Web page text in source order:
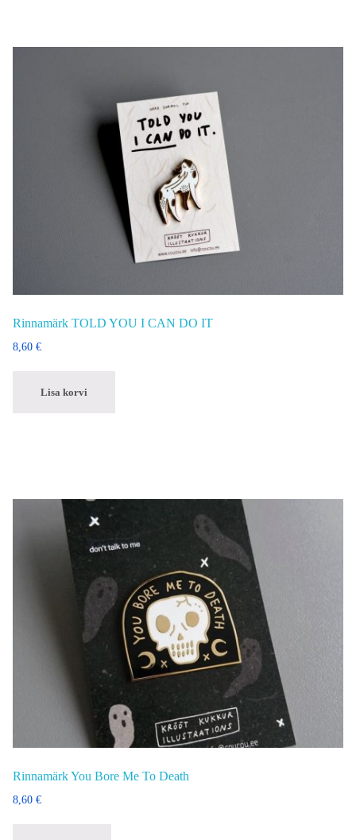
Rinnamärk TOLD YOU I CAN DO IT
8,60 €
Lisa korvi
Rinnamärk You Bore Me To Death
8,60 €